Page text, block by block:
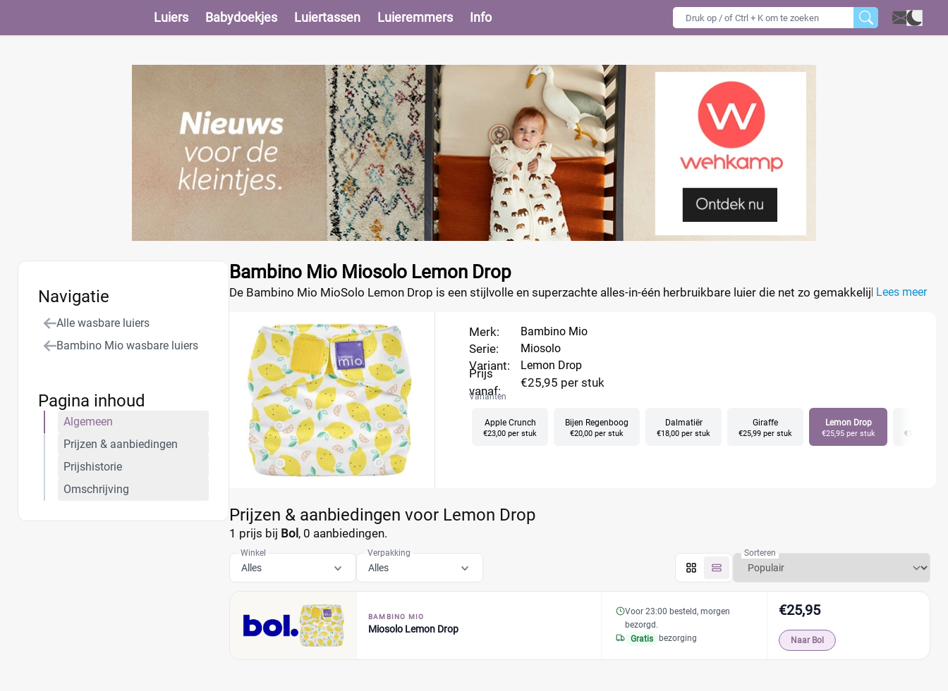
Luiers Babydoekjes Luiertassen Luieremmers Info
Bambino Mio Miosolo Lemon Drop
De Bambino Mio MioSolo Lemon Drop is een stijlvolle en superzachte alles-in-één herbruikbare luier die net zo gemakkelijk teLees meer
Merk:
Serie:
Variant:
Prijs
vanaf:
Bambino Mio
Miosolo
Lemon Drop
€25,95 per stuk
Varianten
Apple Crunch
€23,00 per stuk
Bijen Regenboog
€20,00 per stuk
Dalmatiër
€18,00 per stuk
Giraffe
€25,99 per stuk
Lemon Drop
€25,95 per stuk €15,00 per
Prijzen & aanbiedingen voor Lemon Drop
1 prijs bij Bol , 0 aanbiedingen.
Winkel
Alles
Verpakking
Alles
Sorteren
BAMBINO MIO
Miosolo Lemon Drop
Voor 23:00 besteld, morgen
bezorgd.
Gratis
bezorging
€25,95
Naar Bol
Navigatie
Alle wasbare luiers
Bambino Mio wasbare luiers
Pagina inhoud
Algemeen
Prijzen & aanbiedingen
Prijshistorie
Omschrijving